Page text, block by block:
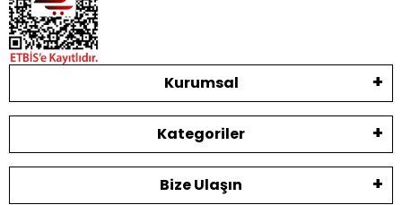
Kurumsal
Kategoriler
Bize Ulaşın